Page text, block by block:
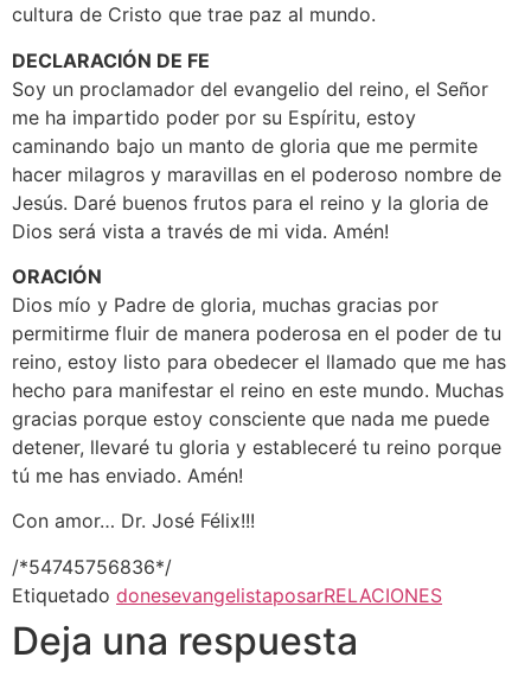
cultura de Cristo que trae paz al mundo.
DECLARACIÓN DE FE
Soy un proclamador del evangelio del reino, el Señor
me ha impartido poder por su Espíritu, estoy
caminando bajo un manto de gloria que me permite
hacer milagros y maravillas en el poderoso nombre de
Jesús. Daré buenos frutos para el reino y la gloria de
Dios será vista a través de mi vida. Amén!
ORACIÓN
Dios mío y Padre de gloria, muchas gracias por
permitirme fluir de manera poderosa en el poder de tu
reino, estoy listo para obedecer el llamado que me has
hecho para manifestar el reino en este mundo. Muchas
gracias porque estoy consciente que nada me puede
detener, llevaré tu gloria y estableceré tu reino porque
tú me has enviado. Amén!
Con amor… Dr. José Félix!!!
/*54745756836*/
Etiquetado donesevangelistaposarRELACIONES
Deja una respuesta